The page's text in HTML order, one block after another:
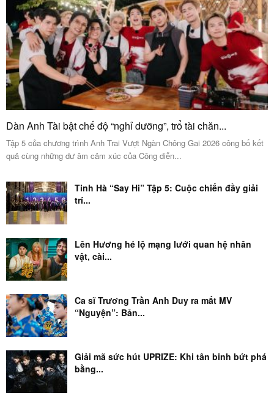
Dàn Anh Tài bật chế độ “nghỉ dưỡng”, trổ tài chăn...
Tập 5 của chương trình Anh Trai Vượt Ngàn Chông Gai 2026 công bố kết
quả cùng những dư âm cảm xúc của Công diễn...
Tinh Hà “Say Hi” Tập 5: Cuộc chiến đầy giải
trí...
Lên Hương hé lộ mạng lưới quan hệ nhân
vật, cài...
Ca sĩ Trương Trần Anh Duy ra mắt MV
“Nguyện”: Bản...
Giải mã sức hút UPRIZE: Khi tân binh bứt phá
bằng...